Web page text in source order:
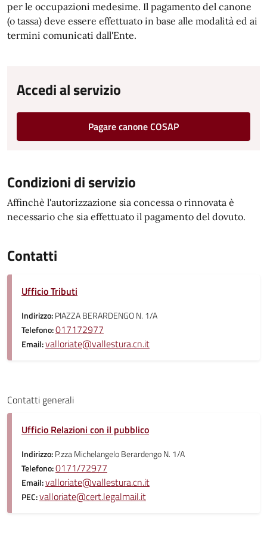
per le occupazioni medesime. Il pagamento del canone
(o tassa) deve essere effettuato in base alle modalità ed ai
termini comunicati dall'Ente.
Accedi al servizio
Pagare canone COSAP
Condizioni di servizio
Affinchè l'autorizzazione sia concessa o rinnovata è
necessario che sia effettuato il pagamento del dovuto.
Contatti
Ufficio Tributi
Indirizzo:PIAZZA BERARDENGO N. 1/A
Telefono:017172977
Email:valloriate@vallestura.cn.it
Contatti generali
Ufficio Relazioni con il pubblico
Indirizzo:P.zza Michelangelo Berardengo N. 1/A
Telefono:0171/72977
Email:valloriate@vallestura.cn.it
PEC:valloriate@cert.legalmail.it